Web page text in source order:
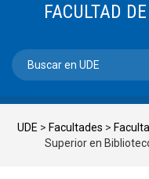
FACULTAD
UDE > Facultades >
Superior en